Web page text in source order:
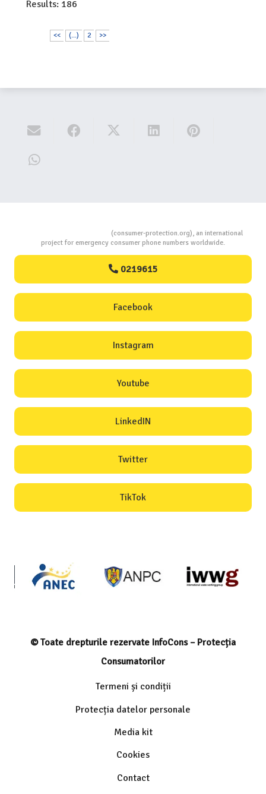
Results: 186
<< (...) 2 >>
(consumer-protection.org), an international
project for emergency consumer phone numbers worldwide.
0219615
Facebook
Instagram
Youtube
LinkedIN
Twitter
TikTok
© Toate drepturile rezervate InfoCons – Protecția
Consumatorilor
Termeni și condiții
Protecția datelor personale
Media kit
Cookies
Contact